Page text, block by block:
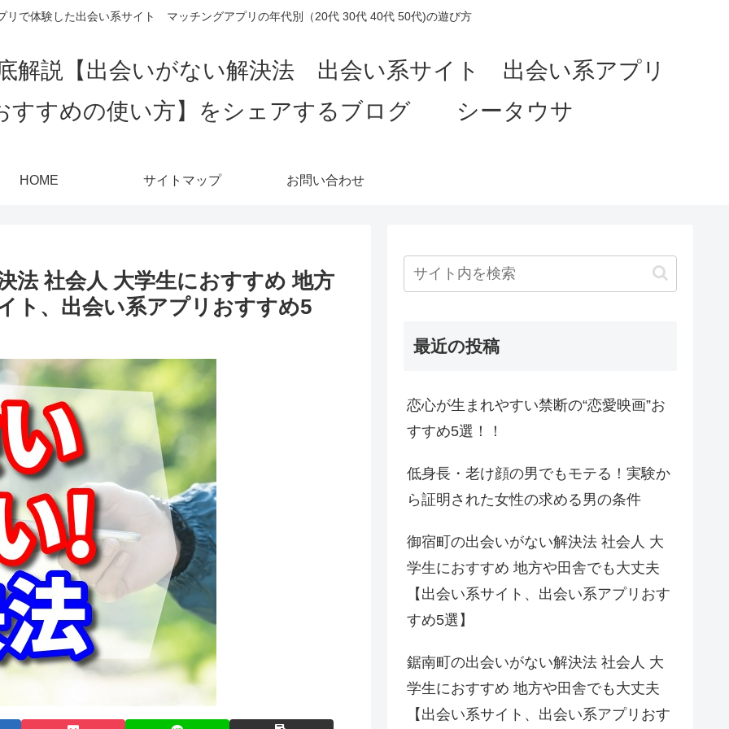
リで体験した出会い系サイト マッチングアプリの年代別（20代 30代 40代 50代)の遊び方
解説【出会いがない解決法 出会い系サイト 出会い系アプリ
すすめの使い方】をシェアするブログ シータウサ
HOME サイトマップ お問い合わせ
法 社会人 大学生におすすめ 地方
ト、出会い系アプリおすすめ5
最近の投稿
恋心が生まれやすい禁断の“恋愛映画”お
すすめ5選！！
低身長・老け顔の男でもモテる！実験か
ら証明された女性の求める男の条件
御宿町の出会いがない解決法 社会人 大
学生におすすめ 地方や田舎でも大丈夫
【出会い系サイト、出会い系アプリおす
すめ5選】
鋸南町の出会いがない解決法 社会人 大
学生におすすめ 地方や田舎でも大丈夫
【出会い系サイト、出会い系アプリおす